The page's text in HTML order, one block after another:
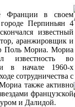
Франции в своем
Перпиньян 4
известный
аранжировщик и
Поль Мориа. Мориа
известность во
в начале 1960-х
сотрудничества с
также активно
французской
и Далидой.